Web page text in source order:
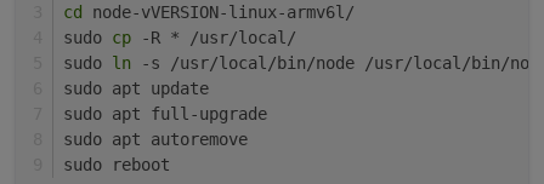
cd
node-vVERSION-linux-armv6l/
sudo cp -R * /usr/local/
sudo ln -s /usr/local/bin/node /usr/local/bin/
sudo apt update
sudo apt full-upgrade
sudo apt autoremove
sudo reboot